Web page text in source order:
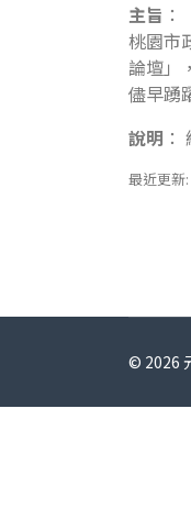
主旨 ：
桃園市
論壇」
儘早踴
說明 ：
最近更新
© 2026